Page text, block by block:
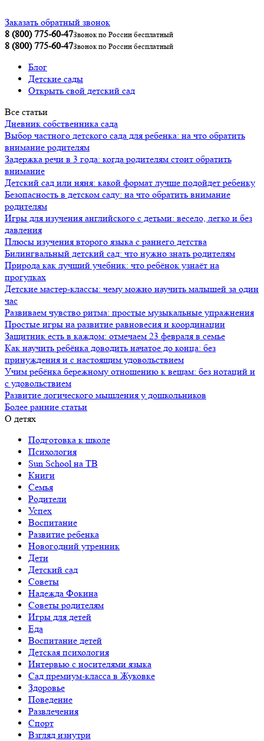
Заказать обратный звонок
8 (800) 775-60-47Звонок по России бесплатный
8 (800) 775-60-47Звонок по России бесплатный
Блог
Детские сады
Открыть свой детский сад
Все статьи
Дневник собственника сада
Выбор частного детского сада для ребенка: на что обратить
внимание родителям
Задержка речи в 3 года: когда родителям стоит обратить
внимание
Детский сад или няня: какой формат лучше подойдет ребенку
Безопасность в детском саду: на что обратить внимание
родителям
Игры для изучения английского с детьми: весело, легко и без
давления
Плюсы изучения второго языка с раннего детства
Билингвальный детский сад: что нужно знать родителям
Природа как лучший учебник: что ребёнок узнаёт на
прогулках
Детские мастер-классы: чему можно научить малышей за один
час
Развиваем чувство ритма: простые музыкальные упражнения
Простые игры на развитие равновесия и координации
Защитник есть в каждом: отмечаем 23 февраля в семье
Как научить ребёнка доводить начатое до конца: без
принуждения и с настоящим удовольствием
Учим ребёнка бережному отношению к вещам: без нотаций и
с удовольствием
Развитие логического мышления у дошкольников
Более ранние статьи
О детях
Подготовка к школе
Психология
Sun School на ТВ
Книги
Семья
Родители
Успех
Воспитание
Развитие ребенка
Новогодний утренник
Дети
Детский сад
Советы
Надежда Фокина
Советы родителям
Игры для детей
Еда
Воспитание детей
Детская психология
Интервью с носителями языка
Сад премиум-класса в Жуковке
Здоровье
Поведение
Развлечения
Спорт
Взгляд изнутри